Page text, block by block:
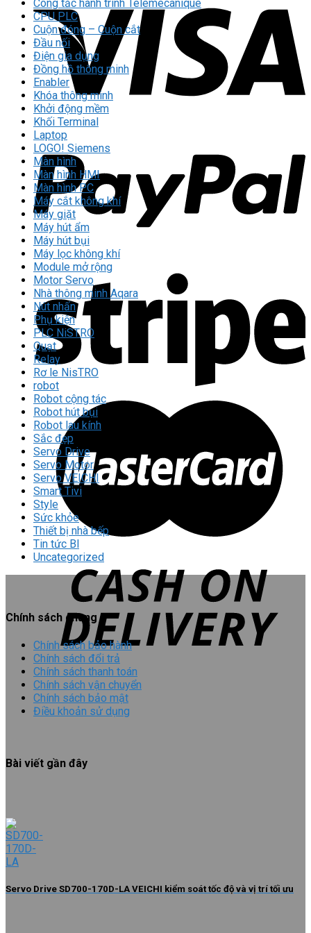
Công tắc hành trình Telemecanique
CPU PLC
Cuộn đóng – Cuộn cắt
Đầu nối
Điện gia dụng
Đồng hồ thông minh
Enabler
Khóa thông minh
Khởi động mềm
Khối Terminal
Laptop
LOGO! Siemens
Màn hình
Màn hình HMI
Màn hình PC
Máy cắt không khí
Máy giặt
Máy hút ẩm
Máy hút bụi
Máy lọc không khí
Module mở rộng
Motor Servo
Nhà thông minh Aqara
Nút nhấn
Phụ kiện
PLC NiSTRO
Quạt
Relay
Rơ le NisTRO
robot
Robot cộng tác
Robot hút bụi
Robot lau kính
Sắc đẹp
Servo Drive
Servo Motor
Servo VEICHI
Smart Tivi
Style
Sức khỏe
Thiết bị nhà bếp
Tin tức Bl
Uncategorized
Chính sách chung
Chính sách bảo hành
Chính sách đổi trả
Chính sách thanh toán
Chính sách vận chuyển
Chính sách bảo mật
Điều khoản sử dụng
Bài viết gần đây
Servo Drive SD700-170D-LA VEICHI kiểm soát tốc độ và vị trí tối ưu